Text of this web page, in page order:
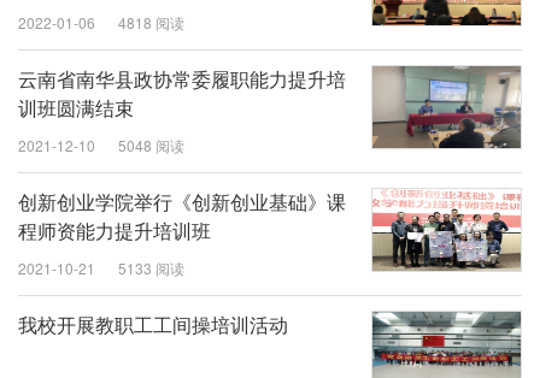
2022-01-06 4818 阅读
云南省南华县政协常委履职能力提升培
训班圆满结束
2021-12-10 5048 阅读
创新创业学院举行《创新创业基础》课
程师资能力提升培训班
2021-10-21 5133 阅读
我校开展教职工工间操培训活动